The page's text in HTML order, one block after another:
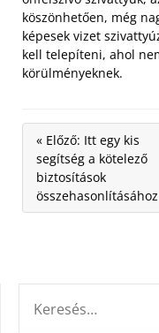
köszönhetően, még
képesek vizet
kell telepíteni, ahol
körülményeknek.
« Előző: Itt egy kis
segítség a kötelező
biztosítások
összehasonlításához